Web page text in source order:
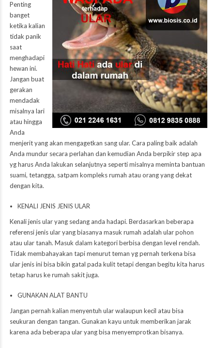
Penting
banget
ketika kalian
tidak panik
saat
menghadapi
hewan ini.
Jangan buat
gerakan
mendadak
misalnya lari
atau hingga
Anda
menjerit yang akan mengagetkan sang ular. Cara paling baik adalah
Anda mundur secara perlahan dan kemudian Anda berpikir step apa
yg harus Anda lakukan selanjutnya seperti misalnya meminta bantuan
suami, tetangga, satpam kompleks rumah atau orang yang dekat
dengan kita.
KENALI JENIS JENIS ULAR
Kenali jenis ular yang sedang anda hadapi. Berdasarkan beberapa
referensi jenis ular yang biasanya masuk rumah adalah ular pohon
atau ular tanah. Masuk dalam kategori berbisa dengan level rendah.
Tidak membahayakan tapi menurut teman yg pernah terkena bisa
ular jenis ini bisa bikin gatal pada kulit tetapi dengan begitu kita harus
tetap harus ke rumah sakit juga.
GUNAKAN ALAT BANTU
Jangan pernah kalian menyentuh ular walaupun kecil atau bisa
seukuran dengan tangan. Gunakan kayu untuk memberikan jarak
karena ada beberapa ular yang bisa menyemprotkan bisanya.